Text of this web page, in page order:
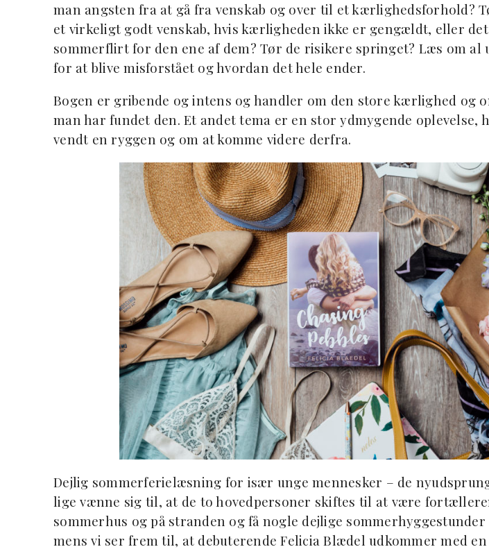
man angsten fra at gå fra venskab og over til et kærlighedsforhold?
et virkeligt godt venskab, hvis kærligheden ikke er gengældt, eller
sommerflirt for den ene af dem? Tør de risikere springet? Læs om al
for at blive misforstået og hvordan det hele ender.
Bogen er gribende og intens og handler om den store kærlighed og
man har fundet den. Et andet tema er en stor ydmygende oplevelse,
vendt en ryggen og om at komme videre derfra.
Dejlig sommerferielæsning for især unge mennesker – de
lige vænne sig til, at de to hovedpersoner skiftes til at være
sommerhus og på stranden og få nogle dejlige sommerhyggestunder
mens vi ser frem til, at debuterende Felicia Blædel udkommer med